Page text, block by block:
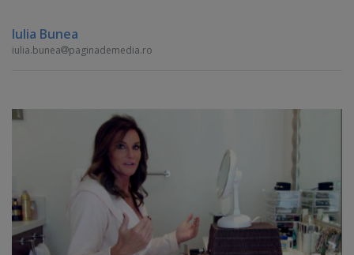
Iulia Bunea
iulia.bunea paginademedia.ro